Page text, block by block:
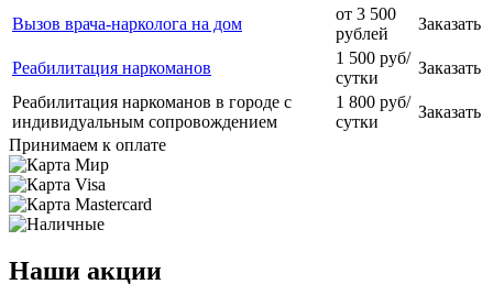
Вызов врача-нарколога на дом
от 3 500
рублей
Заказать
Реабилитация наркоманов
1 500 руб/
сутки
Заказать
Реабилитация наркоманов в городе с
индивидуальным сопровождением
1 800 руб/
сутки
Заказать
Принимаем к оплате
Наши акции